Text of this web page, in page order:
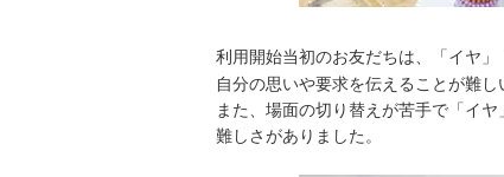
利用開始当初のお友だちは、「イヤ
自分の思いや要求を伝えることが難し
また、場面の切り替えが苦手で「イ
難しさがありました。